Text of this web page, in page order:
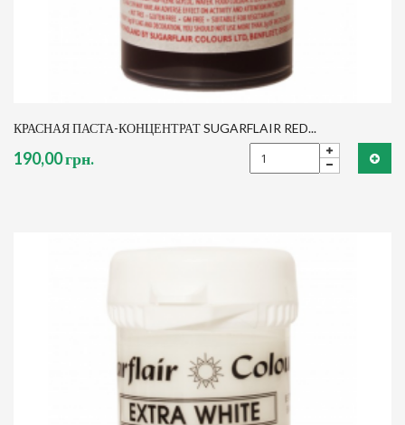
КРАСНАЯ ПАСТА-КОНЦЕНТРАТ SUGARFLAIR RED...
190,00 грн.